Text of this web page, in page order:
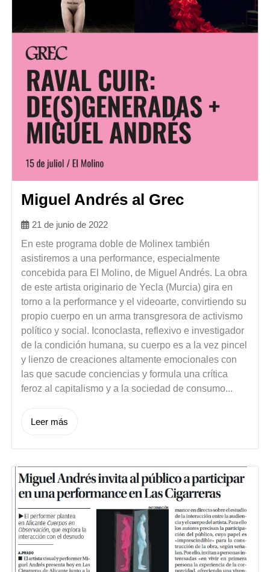
Miguel Andrés al Grec
21 de junio de 2022
En este programa doble de Molinex también
asistiremos a una performance, especialmente
concebida para El Molino, de Miguel Andrés. La obra
de este artista originario de Yecla (Murcia) gira en
torno a la performance y el videoarte, convirtiendo su
propio cuerpo en un arma transgresora de activismo
político y social. Iconoclasta, reflexivo e investigador
de la condición humana, su cuerpo es a la vez pincel
y lienzo de creaciones altamente emocionales con
las que sacude conciencias y formula una crítica
feroz al capitalismo y a la sociedad de consumo...
Leer más